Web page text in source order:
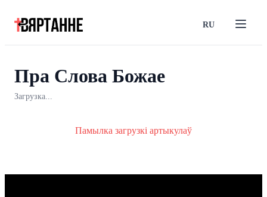
RU
Пра Слова Божае
Загрузка...
Памылка загрузкі артыкулаў